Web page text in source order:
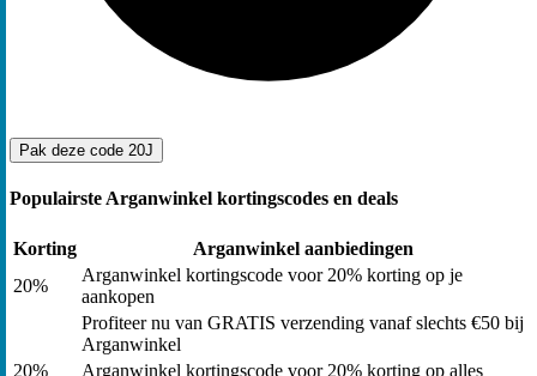
Pak deze code 20J
Populairste Arganwinkel kortingscodes en deals
Korting
Arganwinkel aanbiedingen
20%
Arganwinkel kortingscode voor 20% korting op je
aankopen
Profiteer nu van GRATIS verzending vanaf slechts €50 bij
Arganwinkel
20%
Arganwinkel kortingscode voor 20% korting op alles